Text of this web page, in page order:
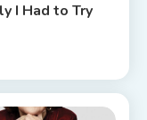
I Had to Try